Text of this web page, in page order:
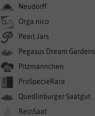
Neudorff
Orga.nico
Pearl Jars
Pegasus Dream Gardens
Pilzmännchen
ProSpecieRara
Quedlinburger Saatgut
ReinSaat